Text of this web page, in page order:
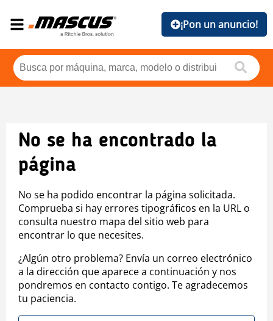
¡Pon un anuncio!
No se ha encontrado la
página
No se ha podido encontrar la página solicitada.
Comprueba si hay errores tipográficos en la URL o
consulta nuestro mapa del sitio web para
encontrar lo que necesites.
¿Algún otro problema? Envía un correo electrónico
a la dirección que aparece a continuación y nos
pondremos en contacto contigo. Te agradecemos
tu paciencia.